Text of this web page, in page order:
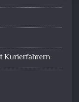
Kurierfahrern